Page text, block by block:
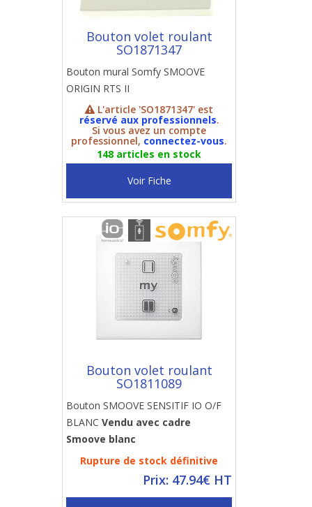
Bouton volet roulant
SO1871347
Bouton mural Somfy SMOOVE
ORIGIN RTS II
L'article 'SO1871347' est
réservé aux professionnels.
Si vous avez un compte
professionnel, connectez-vous.
148 articles en stock
Voir Fiche
Bouton volet roulant
SO1811089
Bouton SMOOVE SENSITIF IO O/F
BLANC Vendu avec cadre
Smoove blanc
Rupture de stock définitive
Prix: 47.94€ HT